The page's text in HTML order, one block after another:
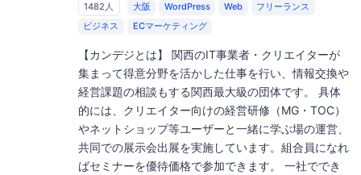
1482人 大阪 WordPress Web
フリーランス
ビジネス
ECマーケティング
【カンデジとは】 関西のIT事業者・クリエイターが
集まって得意分野を活かした仕事を行い、情報交換や
経営課題の相談もする関西最大級の団体です。 具体
的には、クリエイター向けの経営研修（MG・TOC）
やネットショップ等ユーザーと一緒に学ぶ場の運営、
共同での展示会出展を実施しています。組合員になれ
ばセミナーを優待価格で参加できます。 一社ででき